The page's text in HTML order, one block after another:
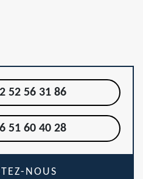
52 56 31 86
51 60 40 28
NOUS